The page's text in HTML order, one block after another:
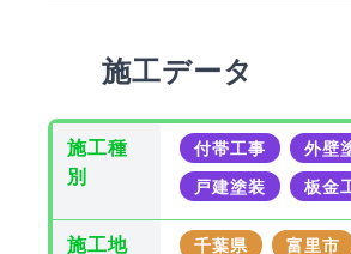
施工データ
施工種
別
付帯工事
外壁
戸建塗装
板金
施工地
千葉県 富里市